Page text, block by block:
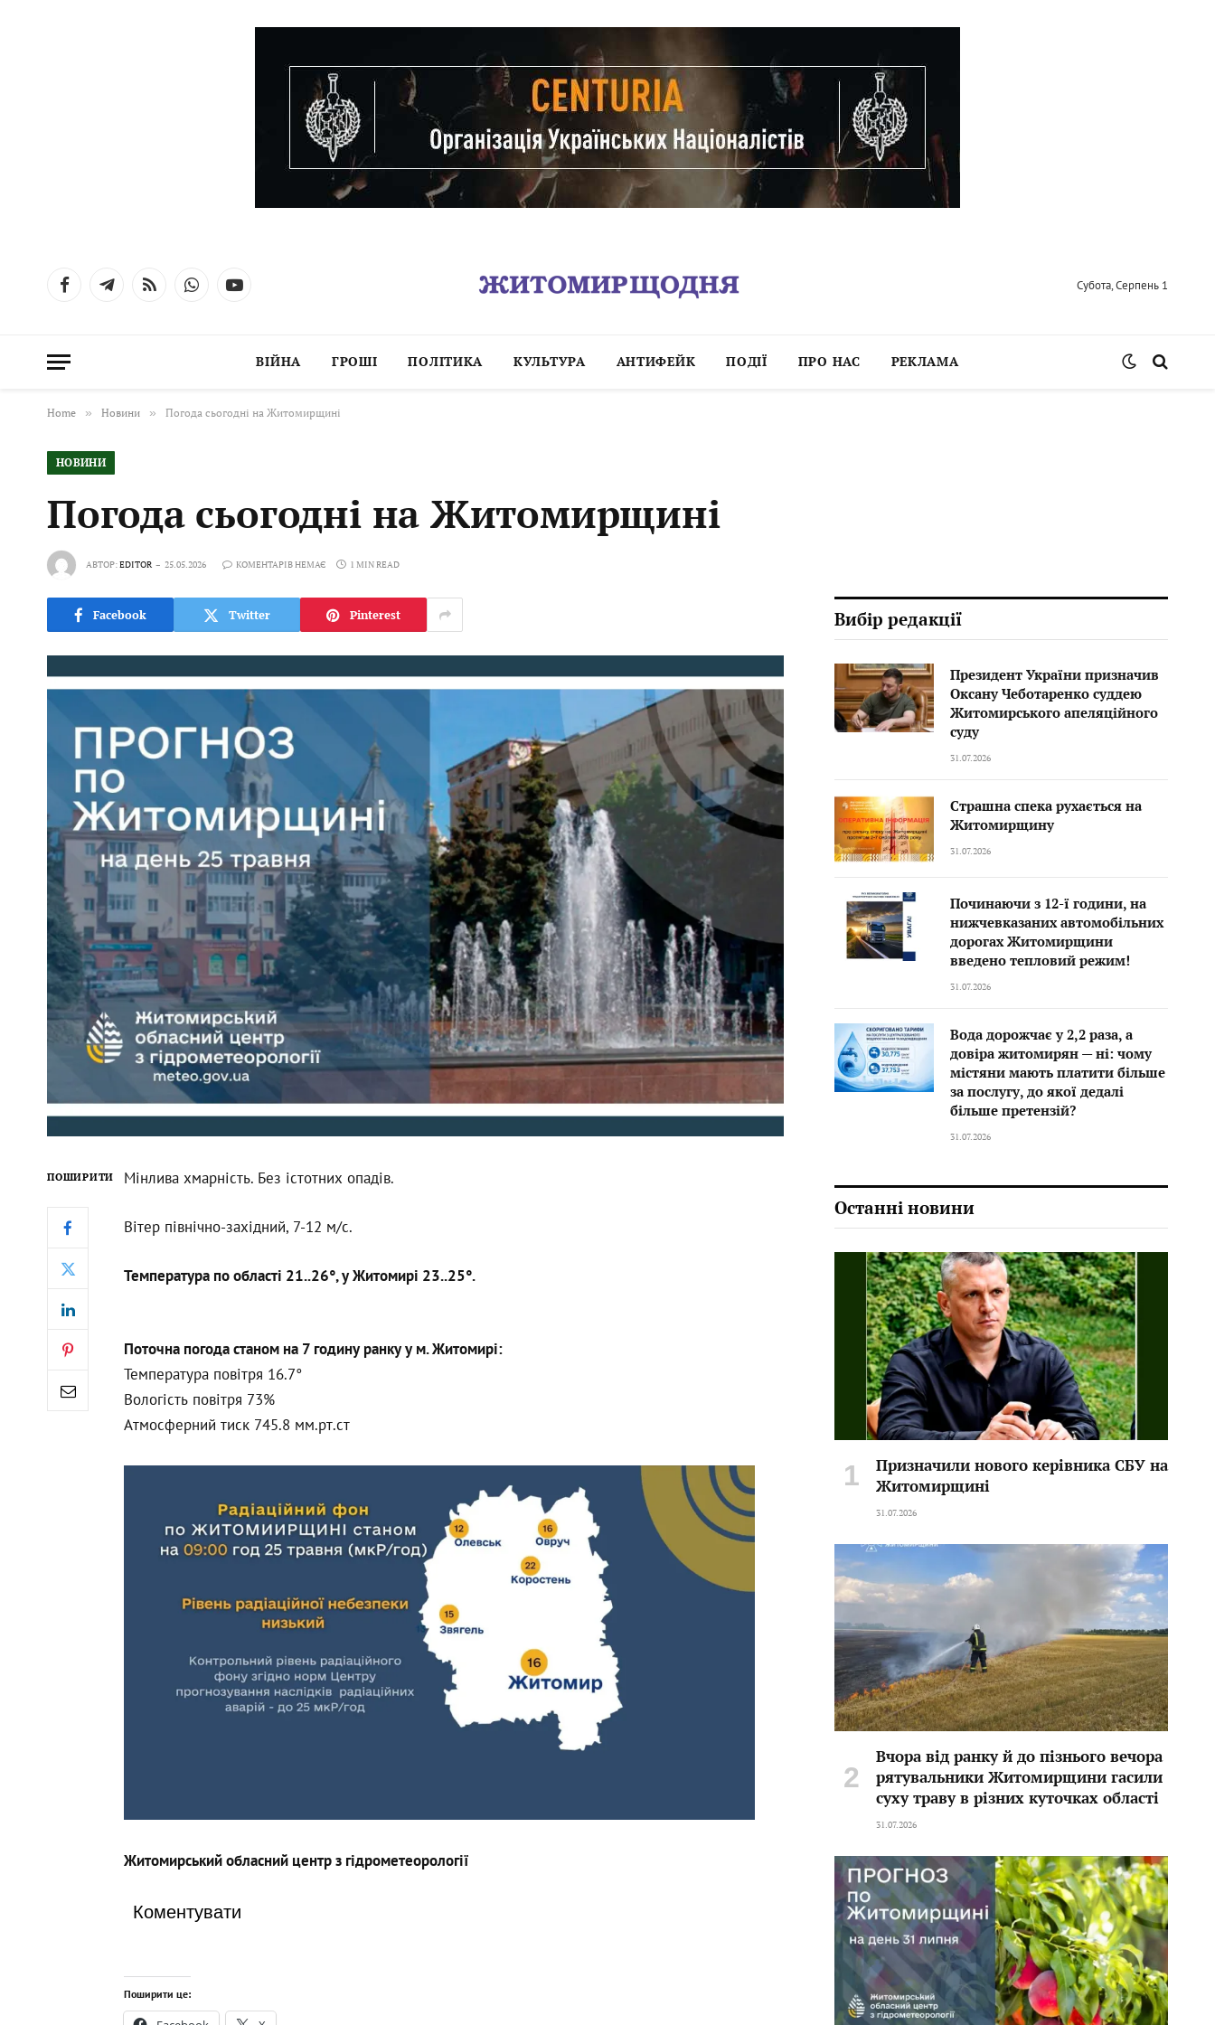
FacebookTelegramRSS WhatsAppYouTube Субота, Серпень 1
ВІЙНА ГРОШІ ПОЛІТИКА КУЛЬТУРА АНТИФЕЙК ПОДІЇ ПРО НАС РЕКЛАМА
Home » Новини » Погода сьогодні на Житомирщині
НОВИНИ
Погода сьогодні на Житомирщині
АВТОР:EDITOR 25.05.2026 КОМЕНТАРІВ НЕМАЄ 1 MIN READ
Facebook Twitter Pinterest
ПОШИРИТИ Мінлива хмарність. Без істотних опадів.
Вітер північно-західний, 7-12 м/с.
Температура по області 21..26°, у Житомирі 23..25°.
Поточна погода станом на 7 годину ранку у м. Житомирі:
Температура повітря 16.7°
Вологість повітря 73%
Атмосферний тиск 745.8 мм.рт.ст
Житомирський обласний центр з гідрометеорології
Коментувати
Поширити це:
Вибір редакції
Президент України призначив
Оксану Чеботаренко суддею
Житомирського апеляційного
суду
31.07.2026
Страшна спека рухається на
Житомирщину
31.07.2026
Починаючи з 12-ї години, на
нижчевказаних автомобільних
дорогах Житомирщини
введено тепловий режим!
31.07.2026
Вода дорожчає у 2,2 раза, а
довіра житомирян — ні: чому
містяни мають платити більше
за послугу, до якої дедалі
більше претензій?
31.07.2026
Останні новини
Призначили нового керівника СБУ на
Житомирщині
31.07.2026
Вчора від ранку й до пізнього вечора
рятувальники Житомирщини гасили
суху траву в різних куточках області
31.07.2026